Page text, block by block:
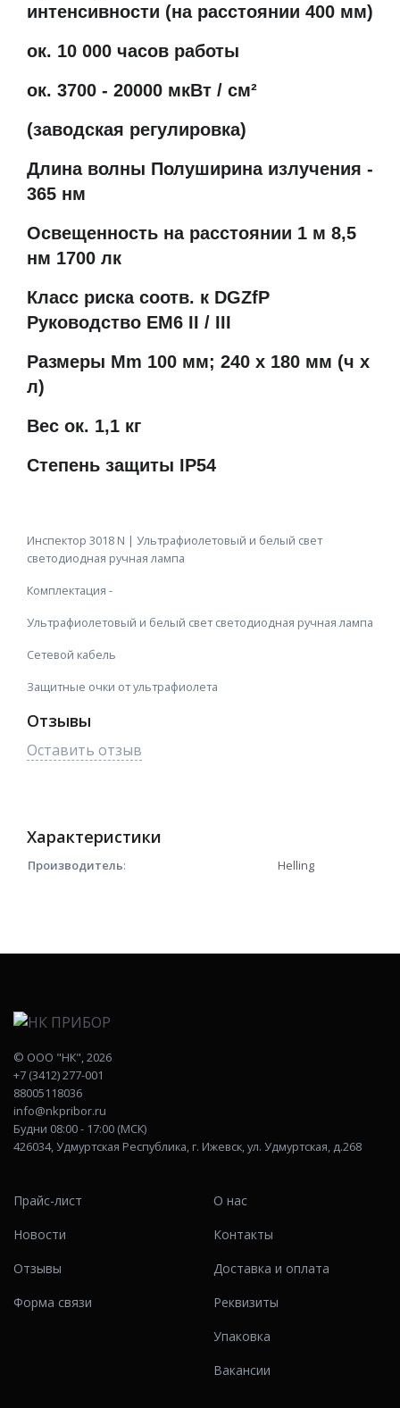
интенсивности (на расстоянии 400 мм)
ок. 10 000 часов работы
ок. 3700 - 20000 мкВт / см²
(заводская регулировка)
Длина волны Полуширина излучения -
365 нм
Освещенность на расстоянии 1 м 8,5
нм 1700 лк
Класс риска соотв. к DGZfP
Руководство EM6 II / III
Размеры Mm 100 мм; 240 х 180 мм (ч х
л)
Вес ок. 1,1 кг
Степень защиты IP54
Инспектор 3018 N | Ультрафиолетовый и белый свет
светодиодная ручная лампа
Комплектация -
Ультрафиолетовый и белый свет светодиодная ручная лампа
Сетевой кабель
Защитные очки от ультрафиолета
Отзывы
Оставить отзыв
Характеристики
Производитель: Helling
© ООО "НК", 2026
+7 (3412) 277-001
88005118036
info@nkpribor.ru
Будни 08:00 - 17:00 (МСК)
426034, Удмуртская Республика, г. Ижевск, ул. Удмуртская, д.268
Прайс-лист
Новости
Отзывы
Форма связи
О нас
Контакты
Доставка и оплата
Реквизиты
Упаковка
Вакансии